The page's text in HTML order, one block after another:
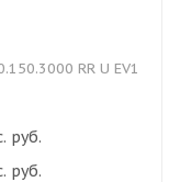
RR U EV1
руб.
руб.